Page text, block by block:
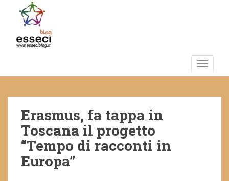
m
Erasmus, fa tappa in
Toscana il progetto
“Tempo di racconti in
Europa”